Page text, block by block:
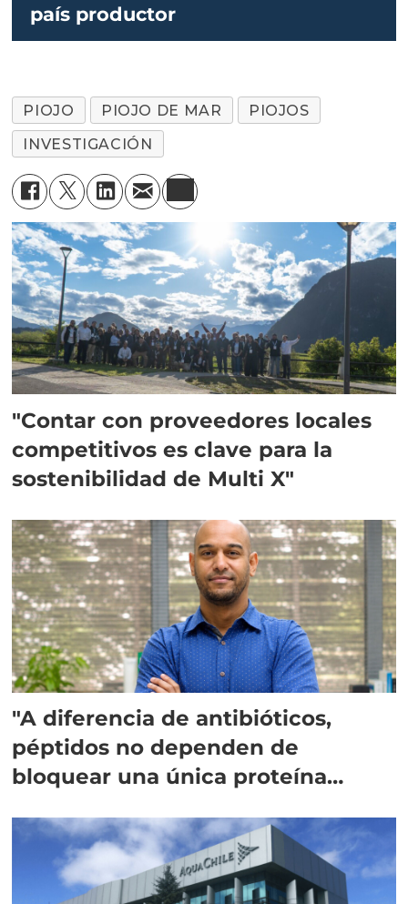
país productor
PIOJO PIOJO DE MAR
PIOJOS
INVESTIGACIÓN
"Contar con proveedores locales
competitivos es clave para la
sostenibilidad de Multi X"
"A diferencia de antibióticos,
péptidos no dependen de
bloquear una única proteína